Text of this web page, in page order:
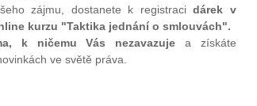
zájmu, dostanete k registracidárek v
kurzu "Taktika jednání o smlouvách".
k ničemu Vás nezavazuje a získáte
ve světě práva.